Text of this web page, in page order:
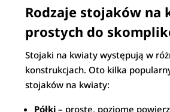
Rodzaje stojaków na
prostych do
Stojaki na kwiaty występują w
konstrukcjach. Oto kilka
stojaków na kwiaty:
Półki – proste, poziome